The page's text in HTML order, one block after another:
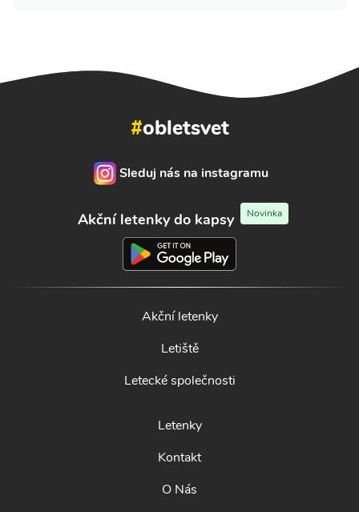
#obletsvet
Sleduj nás na instagramu
Akční letenky do kapsy Novinka
Akční letenky
Letiště
Letecké společnosti
Letenky
Kontakt
O Nás